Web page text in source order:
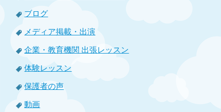
ブログ
メディア掲載・出演
企業・教育機関 出張レッスン
体験レッスン
保護者の声
動画